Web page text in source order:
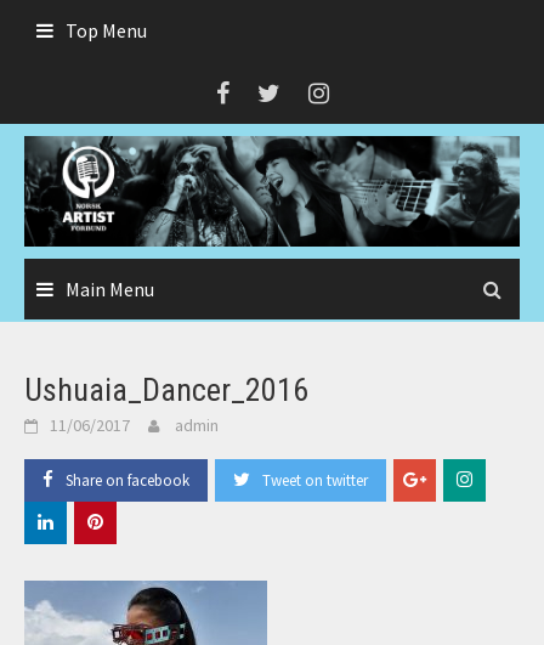
Top Menu
Main Menu
Ushuaia_Dancer_2016
11/06/2017 admin
Share on facebook Tweet on twitter